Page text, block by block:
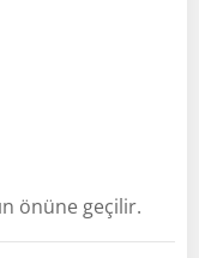
önüne geçilir.